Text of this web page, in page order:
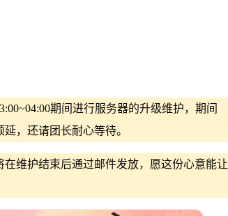
期间进行服务器的升级维护，期间
，还请团长耐心等待。
维护结束后通过邮件发放，愿这份心意能让